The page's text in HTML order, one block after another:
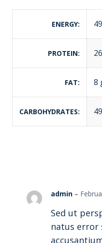
ENERGY
PROTEIN
FAT 8
CARBOHYDRATES
admin –
Sed ut
natus